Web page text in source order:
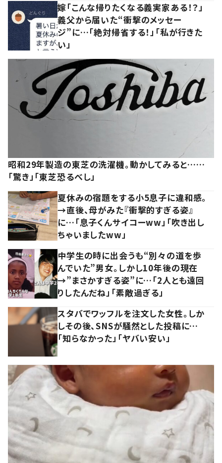
嫁「こんな帰りたくなる義実家ある！？」
義父から届いた“衝撃のメッセー
ジ”に…「絶対帰省する！」「私が行きた
い」
昭和29年製造の東芝の洗濯機。動かしてみると……
「驚き」「東芝恐るべし」
夏休みの宿題をする小5息子に違和感。
→直後、母がみた『衝撃的すぎる姿』
に…「息子くんサイコーww」「吹き出し
ちゃいましたww」
中学生の時に出会うも“別々の道を歩
んでいた”男女。しかし10年後の現在
→”まさかすぎる姿”に…「2人とも遠回
りしたんだね」「素敵過ぎる」
スタバでワッフルを注文した女性。しか
しその後、SNSが騒然とした投稿に…
「知らなかった」「ヤバい安い」